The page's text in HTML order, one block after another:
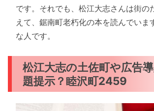
です。それでも、松江大志さんは街の
えて、鋸南町老朽化の本を読んでいま
な人です。
松江大志の土佐町や広告
題提示？睦沢町2459